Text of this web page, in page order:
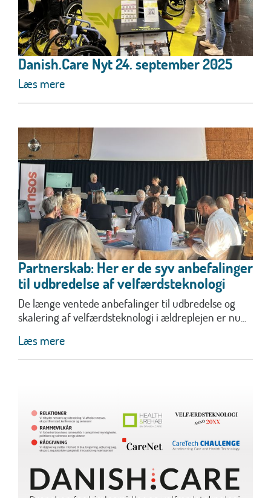
Danish.Care Nyt 24. september 2025
Læs mere
Partnerskab: Her er de syv anbefalinger
til udbredelse af velfærdsteknologi
De længe ventede anbefalinger til udbredelse og
skalering af velfærdsteknologi i ældreplejen er nu...
Læs mere